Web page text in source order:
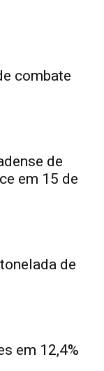
combate
de
em 15 de
de
em 12,4%